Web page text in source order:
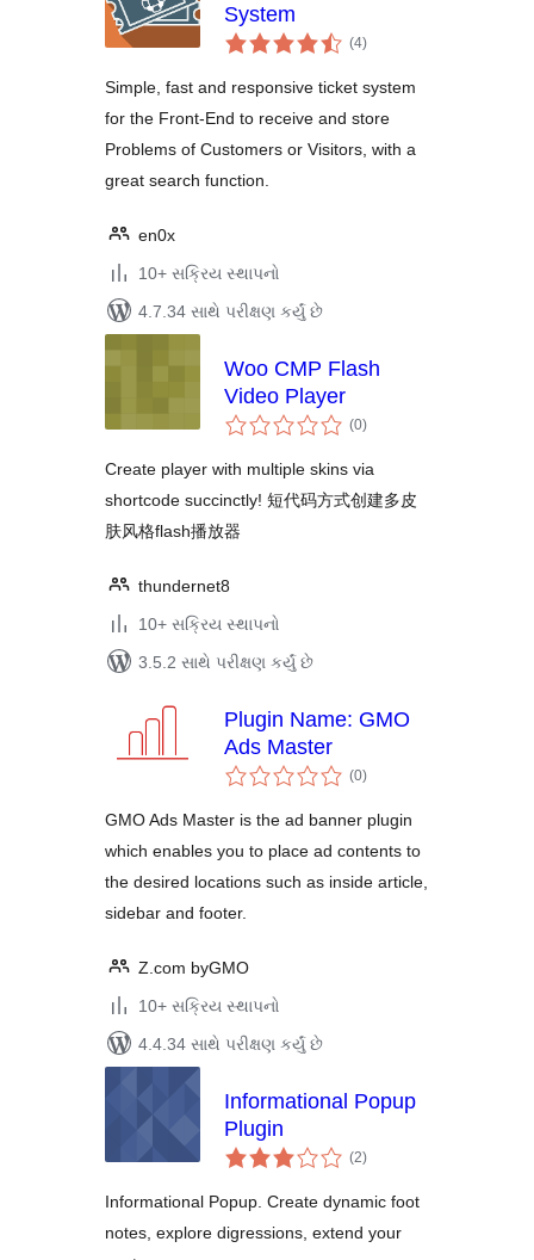
System
(4કુલ
રેટિંગ્સ
)
Simple, fast and responsive ticket system
for the Front-End to receive and store
Problems of Customers or Visitors, with a
great search function.
en0x
10+ સક્રિય સ્થાપનો
4.7.34 સાથે પરીક્ષણ કર્યું છે
Woo CMP Flash
Video Player
(0કુલ
રેટિંગ્સ
)
Create player with multiple skins via
shortcode succinctly! 短代码方式创建多皮
肤风格flash播放器
thundernet8
10+ સક્રિય સ્થાપનો
3.5.2 સાથે પરીક્ષણ કર્યું છે
Plugin Name: GMO
Ads Master
(0કુલ
રેટિંગ્સ
)
GMO Ads Master is the ad banner plugin
which enables you to place ad contents to
the desired locations such as inside article,
sidebar and footer.
Z.com byGMO
10+ સક્રિય સ્થાપનો
4.4.34 સાથે પરીક્ષણ કર્યું છે
Informational Popup
Plugin
(2કુલ
રેટિંગ્સ
)
Informational Popup. Create dynamic foot
notes, explore digressions, extend your